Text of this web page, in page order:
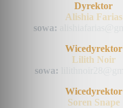
Dyrektor
Alishia Farias
sowa:
Wicedyrektor
Lilith Noir
sowa:
Wicedyrektor
Soren Snape